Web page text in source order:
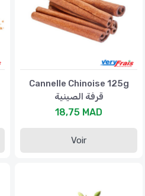
Cannelle Chinoise 125g
قرفة الصينية
18,75 MAD
Voir